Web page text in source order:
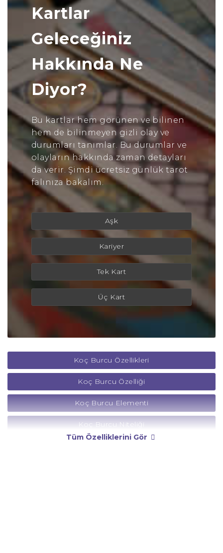
Kartlar
Geleceğiniz
Hakkında Ne
Diyor?
Bu kartlar hem görünen ve bilinen
hem de bilinmeyen gizli olay ve
durumları tanımlar. Bu durumlar ve
olayların hakkında zaman detayları
da verir. Şimdi ücretsiz günlük tarot
falınıza bakalım.
Aşk
Kariyer
Tek Kart
Üç Kart
Koç Burcu Özellikleri
Koç Burcu Özelliği
Koç Burcu Elementi
Koç Burcu Niteliği
Tüm Özelliklerini Gör